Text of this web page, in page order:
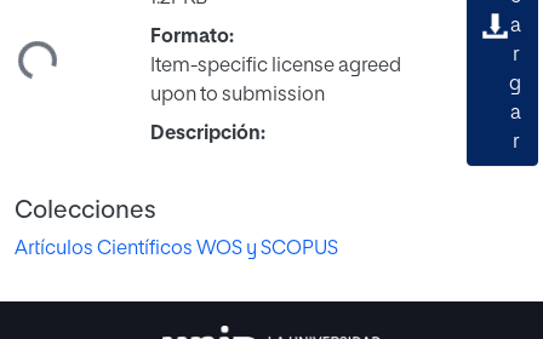
Formato:
Item-specific license agreed
upon to submission
Descripción:
a
r
g
a
r
Colecciones
Artículos Científicos WOS y SCOPUS